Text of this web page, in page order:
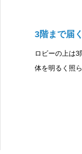
3階まで届
ロビーの上は
体を明るく照ら